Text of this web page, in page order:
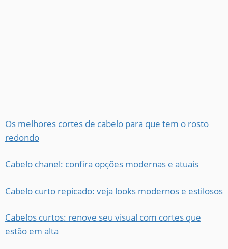
Os melhores cortes de cabelo para que tem o rosto
redondo
Cabelo chanel: confira opções modernas e atuais
Cabelo curto repicado: veja looks modernos e estilosos
Cabelos curtos: renove seu visual com cortes que
estão em alta